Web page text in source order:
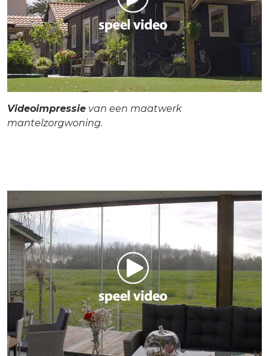
Videoimpressie van een maatwerk
mantelzorgwoning.